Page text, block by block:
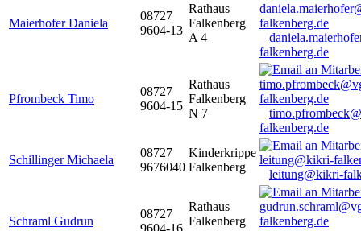
Maierhofer Daniela
08727
9604-13
Rathaus
Falkenberg
A 4
falkenberg.de
Pfrombeck Timo
08727
9604-15
Rathaus
Falkenberg
N 7
falkenberg.de
Schillinger Michaela
08727
9676040
Kinderkrippe
Falkenberg
leitung@kikri-
Schraml Gudrun
08727
9604-16
Rathaus
Falkenberg